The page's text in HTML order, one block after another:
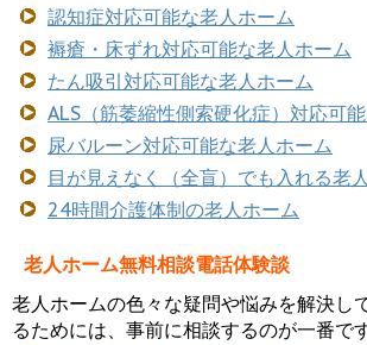
認知症対応可能な老人ホーム
褥瘡・床ずれ対応可能な老人ホーム
たん吸引対応可能な老人ホーム
ALS（筋萎縮性側索硬化症）対応可
尿バルーン対応可能な老人ホーム
目が見えなく（全盲）でも入れる老
24時間介護体制の老人ホーム
老人ホーム無料相談電話体験談
老人ホームの色々な疑問や悩みを解決し
るためには、事前に相談するのが一番です